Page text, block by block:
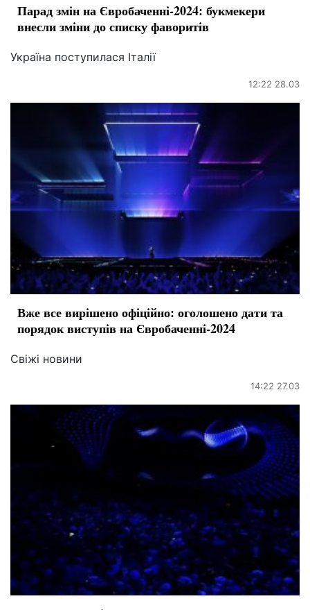
Парад змін на Євробаченні-2024: букмекери
внесли зміни до списку фаворитів
Україна поступилася Італії
12:22 28.03
Вже все вирішено офіційно: оголошено дати та
порядок виступів на Євробаченні-2024
Свіжі новини
14:22 27.03